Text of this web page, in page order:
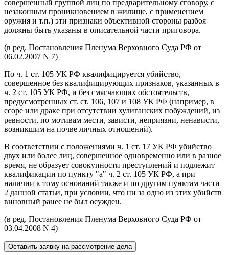
совершенный группой лиц по предварительному сговору, с
незаконным проникновением в жилище, с применением
оружия и т.п.) эти признаки объективной стороны разбоя
должны быть указаны в описательной части приговора.
(в ред. Постановления Пленума Верховного Суда РФ от
06.02.2007 N 7)
По ч. 1 ст. 105 УК РФ квалифицируется убийство,
совершенное без квалифицирующих признаков, указанных в
ч. 2 ст. 105 УК РФ, и без смягчающих обстоятельств,
предусмотренных ст. ст. 106, 107 и 108 УК РФ (например, в
ссоре или драке при отсутствии хулиганских побуждений, из
ревности, по мотивам мести, зависти, неприязни, ненависти,
возникшим на почве личных отношений).
В соответствии с положениями ч. 1 ст. 17 УК РФ убийство
двух или более лиц, совершенное одновременно или в разное
время, не образует совокупности преступлений и подлежит
квалификации по пункту "а" ч. 2 ст. 105 УК РФ, а при
наличии к тому оснований также и по другим пунктам части
2 данной статьи, при условии, что ни за одно из этих убийств
виновный ранее не был осужден.
(в ред. Постановления Пленума Верховного Суда РФ от
03.04.2008 N 4)
Оставить заявку на рассмотрение дела